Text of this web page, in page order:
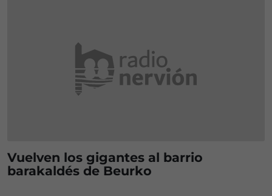
Vuelven los gigantes al barrio
barakaldés de Beurko